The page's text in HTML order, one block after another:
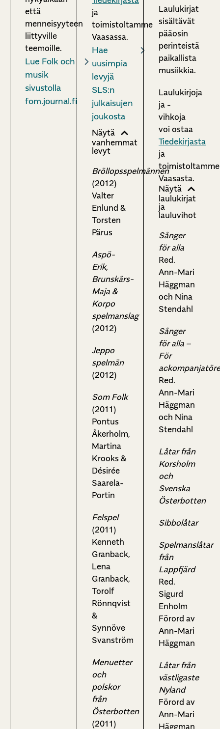
että
menneisyyteen
liittyville
teemoille.
Lue Folk och
musik
sivustolla
fom.journal.fi
ja
toimistoltamme
Vaasassa.
Hae
uusimpia
levyjä
SLS:n
julkaisujen
joukosta
Näytä
vanhemmat
levyt
Bröllopsspelmännen
(2012)
Valter
Enlund &
Torsten
Pärus
Aspö-
Erik,
Brunskärs-
Maja &
Korpo
spelmanslag
(2012)
Jeppo
spelmän
(2012)
Som Folk
(2011)
Pontus
Åkerholm,
Martina
Krooks &
Désirée
Saarela-
Portin
Felspel
(2011)
Kenneth
Granback,
Lena
Granback,
Torolf
Rönnqvist
&
Synnöve
Svanström
Menuetter
och
polskor
från
Österbotten
(2011)
Laulukirjat
sisältävät
pääosin
perinteistä
paikallista
musiikkia.
Laulukirjoja
ja -
vihkoja
voi ostaa
Tiedekirjasta
ja
toimistoltamme
Vaasasta.
Näytä
laulukirjat
ja
lauluvihot
Sånger
för alla
Red.
Ann-Mari
Häggman
och Nina
Stendahl
Sånger
för alla –
För
Red.
Ann-Mari
Häggman
och Nina
Stendahl
Låtar från
Korsholm
och
Svenska
Österbotten
Sibbolåtar
Spelmanslåtar
från
Lappfjärd
Red.
Sigurd
Enholm
Förord av
Ann-Mari
Häggman
Låtar från
västligaste
Nyland
Förord av
Ann-Mari
Häggman